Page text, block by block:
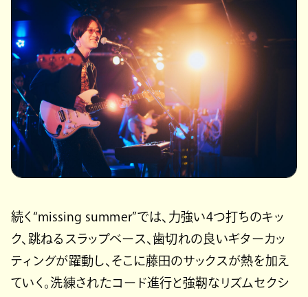
続く“missing summer”では、力強い4つ打ちのキッ
ク、跳ねるスラップベース、歯切れの良いギターカッ
ティングが躍動し、そこに藤田のサックスが熱を加え
ていく。洗練されたコード進行と強靭なリズムセクシ